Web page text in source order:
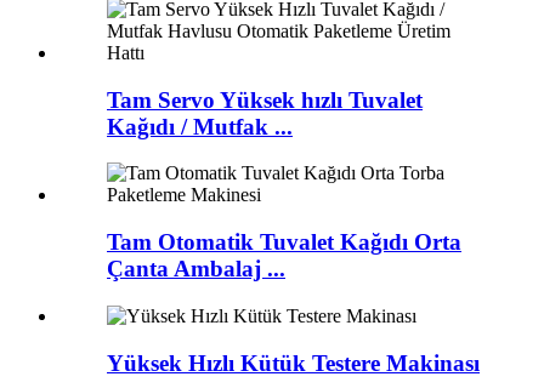
Tam Servo Yüksek hızlı Tuvalet
Kağıdı / Mutfak ...
Tam Otomatik Tuvalet Kağıdı Orta
Çanta Ambalaj ...
Yüksek Hızlı Kütük Testere Makinası